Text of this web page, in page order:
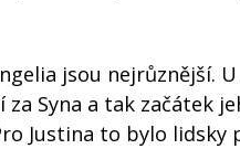
jsou nejrůznější.
Syna a tak začátek
Justina to bylo